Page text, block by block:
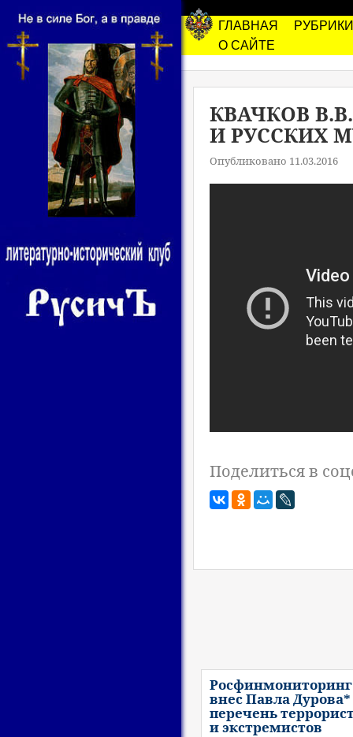
ГЛАВНАЯ
РУБРИКИ
О САЙТЕ
КВАЧКОВ
И РУССКИХ
Опубликовано 11.03.2016
Поделиться в
Росфинмониторинг
внес Павла
перечень
и экстремистов